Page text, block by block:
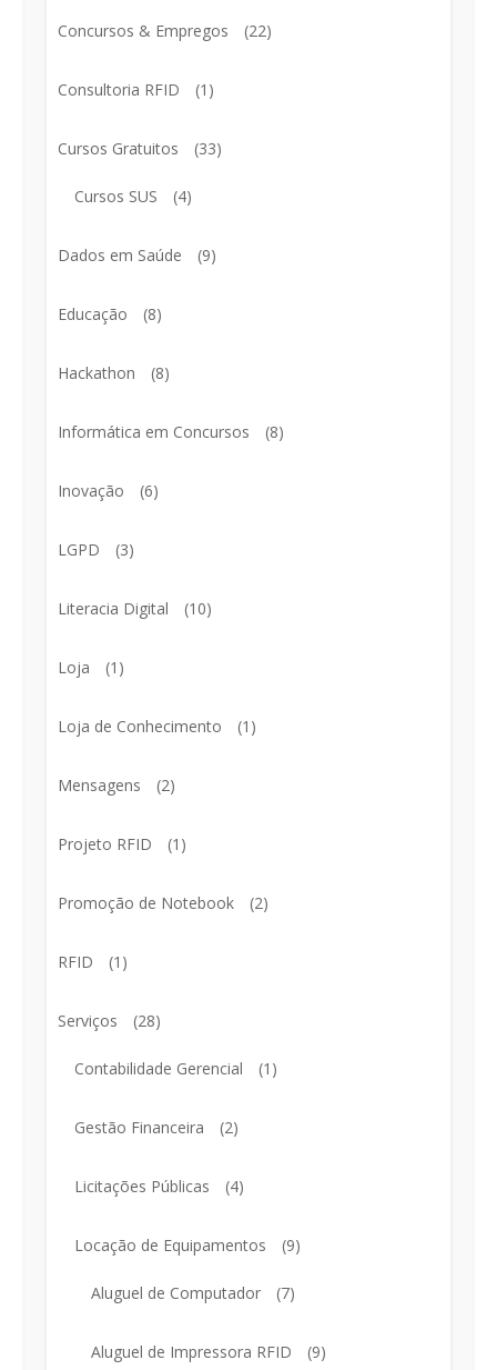
Concursos & Empregos (22)
Consultoria RFID (1)
Cursos Gratuitos (33)
Cursos SUS (4)
Dados em Saúde (9)
Educação (8)
Hackathon (8)
Informática em Concursos (8)
Inovação (6)
LGPD (3)
Literacia Digital (10)
Loja (1)
Loja de Conhecimento (1)
Mensagens (2)
Projeto RFID (1)
Promoção de Notebook (2)
RFID (1)
Serviços (28)
Contabilidade Gerencial (1)
Gestão Financeira (2)
Licitações Públicas (4)
Locação de Equipamentos (9)
Aluguel de Computador (7)
Aluguel de Impressora RFID (9)